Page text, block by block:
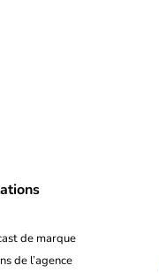
de marque
de l’agence